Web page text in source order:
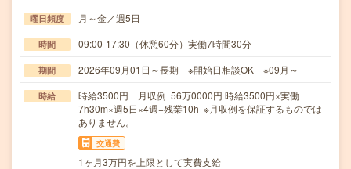
曜日頻度 月～金／週5日
時間 09:00-17:30（休憩60分）実働7時間30分
期間 2026年09月01日～長期 ※開始日相談OK ※09月～
時給
時給3500円 月収例 56万0000円 時給3500円×実働
7h30m×週5日×4週+残業10h ※月収例を保証するものでは
ありません。
交通費
1ヶ月3万円を上限として実費支給